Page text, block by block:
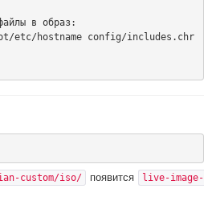
в образ:
etc/hostname config/includes.chr
custom/iso/ появится
live-image-